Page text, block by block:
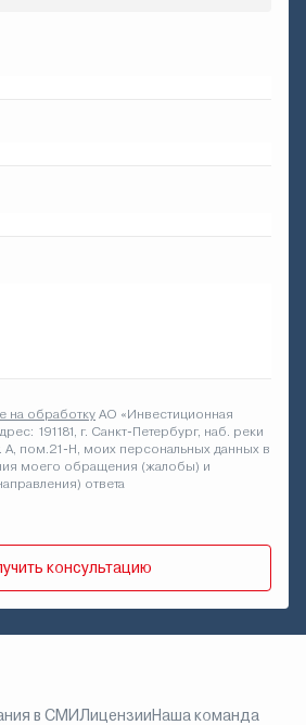
на обработку АО «Инвестиционная
191181, г. Санкт-Петербург, наб. реки
А, пом.21-Н, моих персональных данных в
моего обращения (жалобы) и
ответа
консультацию
в СМИЛицензииНаша команда